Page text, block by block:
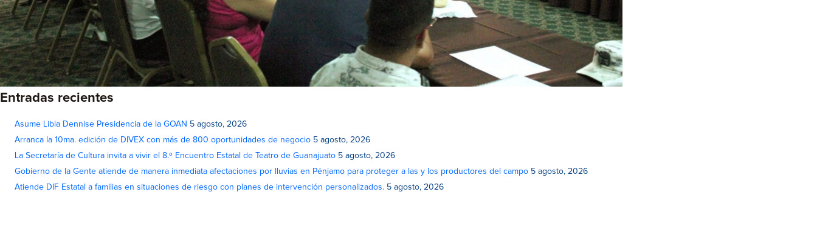
Entradas recientes
Asume Libia Dennise Presidencia de la GOAN 5 agosto, 2026
Arranca la 10ma. edición de DIVEX con más de 800 oportunidades de negocio 5 agosto, 2026
La Secretaría de Cultura invita a vivir el 8.º Encuentro Estatal de Teatro de Guanajuato 5 agosto, 2026
Gobierno de la Gente atiende de manera inmediata afectaciones por lluvias en Pénjamo para proteger a las y los productores del campo 5 agosto, 2026
Atiende DIF Estatal a familias en situaciones de riesgo con planes de intervención personalizados. 5 agosto, 2026